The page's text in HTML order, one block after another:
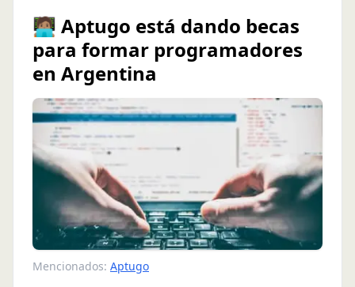
🧑🏽‍💻 Aptugo está dando becas
para formar programadores
en Argentina
Mencionados: Aptugo